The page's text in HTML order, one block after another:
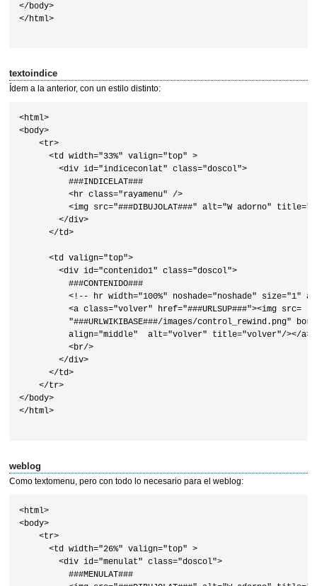
</body>
</html>
textoindice
Ídem a la anterior, con un estilo distinto:
<html>
<body>
    <tr>
      <td width="33%" valign="top" >
        <div id="indiceconlat" class="doscol">
          ###INDICELAT###
          <hr class="rayamenu" />
<img src="###DIBUJOLAT###" alt="W adorno"
        </div>
      </td>
      <td valign="top">
        <div id="contenido1" class="doscol">
          ###CONTENIDO###
<!-- hr width="100%" noshade="noshade" size="1"
          <a class="volver" href="###URLSUP###"><img src=
"###URLWIKIBASE###/images/control_rewind.png"
align="middle"  alt="volver" title="volver"/></
          <br/>
        </div>
      </td>
    </tr>
</body>
</html>
weblog
Como textomenu, pero con todo lo necesario para el weblog:
<html>
<body>
    <tr>
      <td width="26%" valign="top" >
        <div id="menulat" class="doscol">
          ###MENULAT###